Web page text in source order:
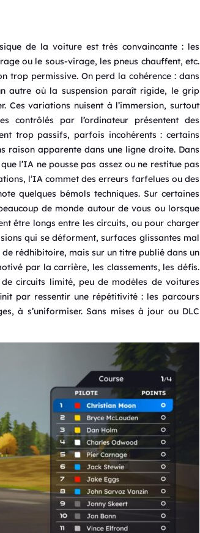
de la voiture est très convaincante : les
ou le sous-virage, les pneus chauffent, etc.
trop permissive. On perd la cohérence : dans
autre où la suspension paraît rigide, le grip
Ces variations nuisent à l’immersion, surtout
contrôlés par l’ordinateur présentent des
trop passifs, parfois incohérents : certains
raison apparente dans une ligne droite. Dans
l’IA ne pousse pas assez ou ne restitue pas
l’IA commet des erreurs farfelues ou des
quelques bémols techniques. Sur certaines
de monde autour de vous ou lorsque
être longs entre les circuits, ou pour charger
qui se déforment, surfaces glissantes mal
rédhibitoire, mais sur un titre publié dans un
par la carrière, les classements, les défis.
circuits limité, peu de modèles de voitures
par ressentir une répétitivité : les parcours
à s’uniformiser. Sans mises à jour ou DLC